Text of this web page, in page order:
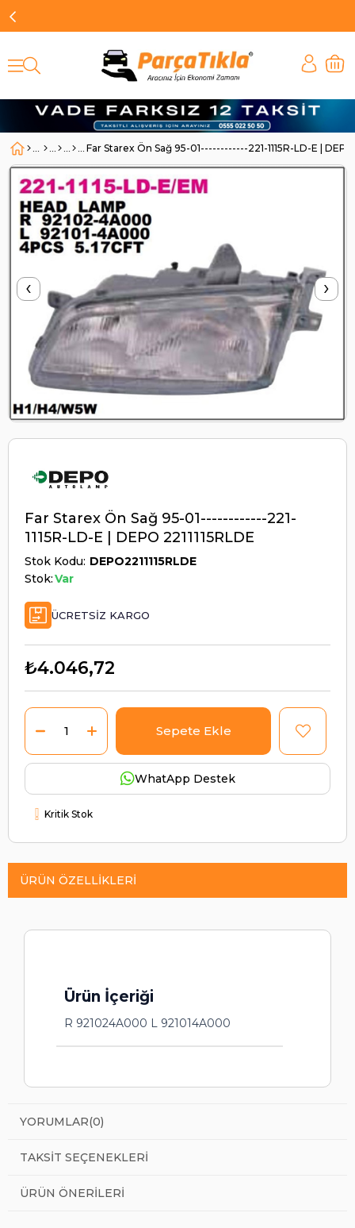
Far Starex Ön Sağ 95-01------------221-1115R-LD-E | DEPO
‹ ›
Far Starex Ön Sağ 95-01------------221-
1115R-LD-E | DEPO 2211115RLDE
Stok Kodu DEPO2211115RLDE
Stok:Var
ÜCRETSIZ KARGO
₺4.046,72
WhatApp Destek
Kritik Stok
ÜRÜN ÖZELLIKLERI
Ürün İçeriği
R 921024A000 L 921014A000
YORUMLAR(0)
TAKSIT SEÇENEKLERI
ÜRÜN ÖNERILERI